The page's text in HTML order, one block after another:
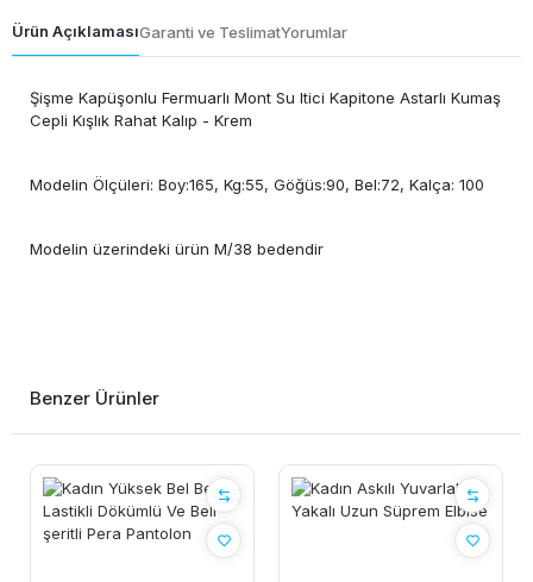
Ürün AçıklamasıGaranti ve TeslimatYorumlar
Şişme Kapüşonlu Fermuarlı Mont Su Itici Kapitone Astarlı Kumaş
Cepli Kışlık Rahat Kalıp - Krem
Modelin Ölçüleri: Boy:165, Kg:55, Göğüs:90, Bel:72, Kalça: 100
Modelin üzerindeki ürün M/38 bedendir
Benzer Ürünler